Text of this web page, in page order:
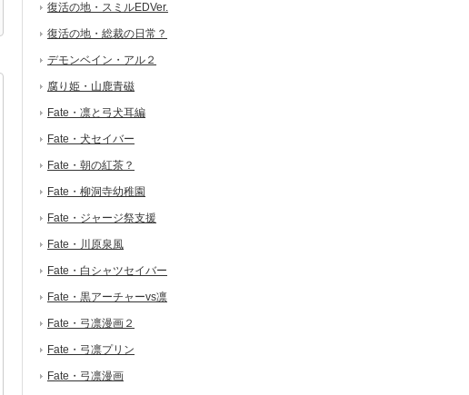
復活の地・スミルEDVer.
復活の地・総裁の日常？
デモンベイン・アル２
腐り姫・山鹿青磁
Fate・凛と弓犬耳編
Fate・犬セイバー
Fate・朝の紅茶？
Fate・柳洞寺幼稚園
Fate・ジャージ祭支援
Fate・川原泉風
Fate・白シャツセイバー
Fate・黒アーチャーvs凛
Fate・弓凛漫画２
Fate・弓凛プリン
Fate・弓凛漫画